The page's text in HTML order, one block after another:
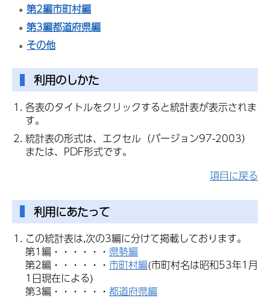
第2編市町村編
第3編都道府県編
その他
利用のしかた
各表のタイトルをクリックすると統計表が表示されま
す。
統計表の形式は、エクセル（バージョン97-2003）
または、PDF形式です。
項目に戻る
利用にあたって
この統計表は,次の3編に分けて掲載しております。
第1編・・・・・・ 県勢編
第2編・・・・・・ 市町村編(市町村名は昭和53年1月
1日現在による)
第3編・・・・・・ 都道府県編